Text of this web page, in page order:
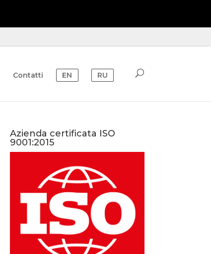
Contatti EN RU
Azienda certificata ISO
9001:2015